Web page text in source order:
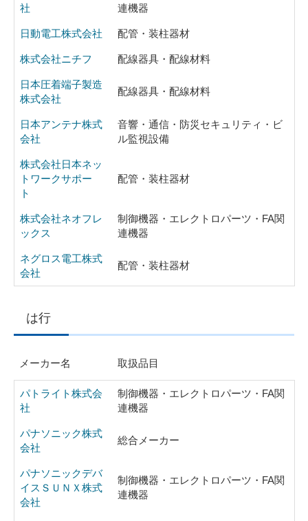
社
連機器
日動電工株式会社 配管・装柱器材
株式会社ニチフ 配線器具・配線材料
日本圧着端子製造
株式会社
配線器具・配線材料
日本アンテナ株式
会社
音響・通信・防災セキュリティ・ビ
ル監視設備
株式会社日本ネッ
トワークサポー
ト
配管・装柱器材
株式会社ネオフレ
ックス
制御機器・エレクトロパーツ・FA関
連機器
ネグロス電工株式
会社
配管・装柱器材
は行
メーカー名 取扱品目
パトライト株式会
社
制御機器・エレクトロパーツ・FA関
連機器
パナソニック株式
会社
総合メーカー
パナソニックデバ
イスＳＵＮＸ株式
会社
制御機器・エレクトロパーツ・FA関
連機器